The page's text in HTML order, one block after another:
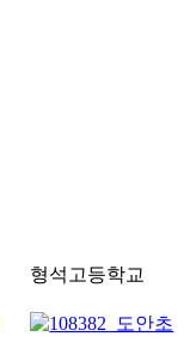
형석고등학교